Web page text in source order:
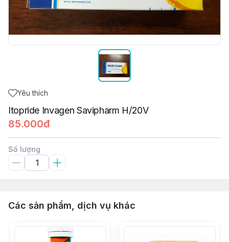
Yêu thích
Itopride Invagen Savipharm H/20V
85.000đ
Số lượng
Các sản phẩm, dịch vụ khác